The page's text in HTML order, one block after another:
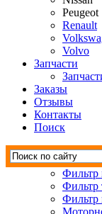
Peugeot
Renault
Volvo
Запчасти
Заказы
Отзывы
Контакты
Поиск
Фильтр
Фильтр
Фильтр